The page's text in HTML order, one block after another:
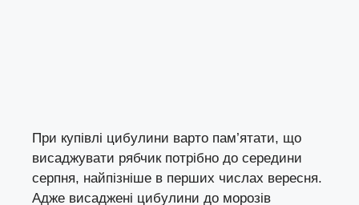
При купівлі цибулини варто пам’ятати, що
висаджувати рябчик потрібно до середини
серпня, найпізніше в перших числах вересня.
Адже висаджені цибулини до морозів